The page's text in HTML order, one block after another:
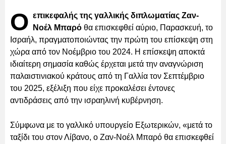
Ο επικεφαλής της γαλλικής διπλωματίας Ζαν-
Νοέλ Μπαρό θα επισκεφθεί αύριο, Παρασκευή, το
Ισραήλ, πραγματοποιώντας την πρώτη του επίσκεψη στη
χώρα από τον Νοέμβριο του 2024. Η επίσκεψη αποκτά
ιδιαίτερη σημασία καθώς έρχεται μετά την αναγνώριση
παλαιστινιακού κράτους από τη Γαλλία τον Σεπτέμβριο
του 2025, εξέλιξη που είχε προκαλέσει έντονες
αντιδράσεις από την ισραηλινή κυβέρνηση.
Σύμφωνα με το γαλλικό υπουργείο Εξωτερικών, «μετά το
ταξίδι του στον Λίβανο, ο Ζαν-Νοέλ Μπαρό θα επισκεφθεί